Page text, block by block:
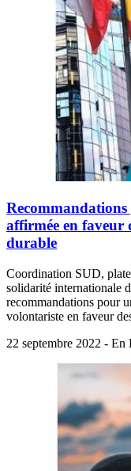
affirmée en faveur
durable
Coordination SUD,
solidarité internationale
recommandations pour
volontariste en faveur
22 septembre 2022 - En